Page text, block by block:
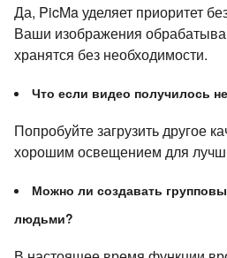
Да, PicMa уделяет приоритет
Ваши изображения
хранятся без необходимости.
Что если видео получилось
Попробуйте загрузить другое
хорошим освещением для
Можно ли создавать
людьми?